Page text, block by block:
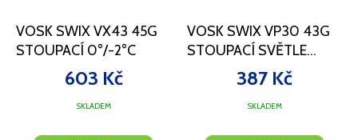
VOSK SWIX VX43 45G
STOUPACÍ 0°/-2°C
SKLADEM
603 Kč
VOSK SWIX VP30 43G
STOUPACÍ SVĚTLE
MODRÝ -16/-8°C
SKLADEM
387 Kč